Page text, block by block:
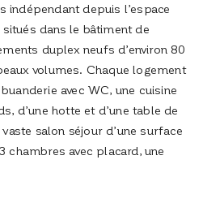
indépendant depuis l’espace
dans le bâtiment de
duplex neufs d’environ 80
volumes. Chaque logement
avec WC, une cuisine
d’une hotte et d’une table de
salon séjour d’une surface
chambres avec placard, une